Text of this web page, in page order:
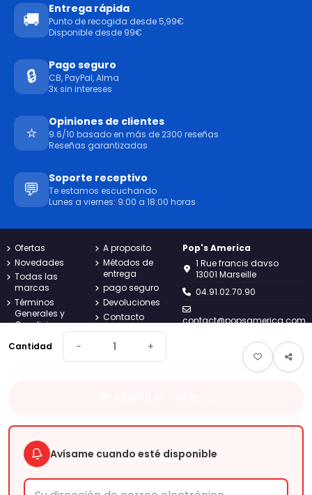
Cantidad − +
Avísame cuando esté disponible
🚚
Entrega rápida
Punto de recogida desde 5,99€
Disponible desde 99€
🔒
Pago seguro
CB, PayPal, Alma
3x sin intereses
⭐
Opiniones de clientes
9.6/10 basado en más de 2300 reseñas
Reseñas garantizadas
💬
Soporte receptivo
Te estamos escuchando
Lunes a viernes: 9:00 a 18:00 horas
Ofertas
Novedades
Todas las
marcas
Términos
Generales y
Condiciones
privacidad
Avisos legales
A proposito
Métodos de
entrega
pago seguro
Devoluciones
Contacto
Mapa del sitio
Seguimiento
Pop's America
1 Rue francis davso
13001 Marseille
04.91.02.70.90
contact@popsamerica.com
Tu tienda americana online desde 2019. Descubre las mejores
marcas de snacks, golosinas y bebidas importadas
directamente de EE.UU.